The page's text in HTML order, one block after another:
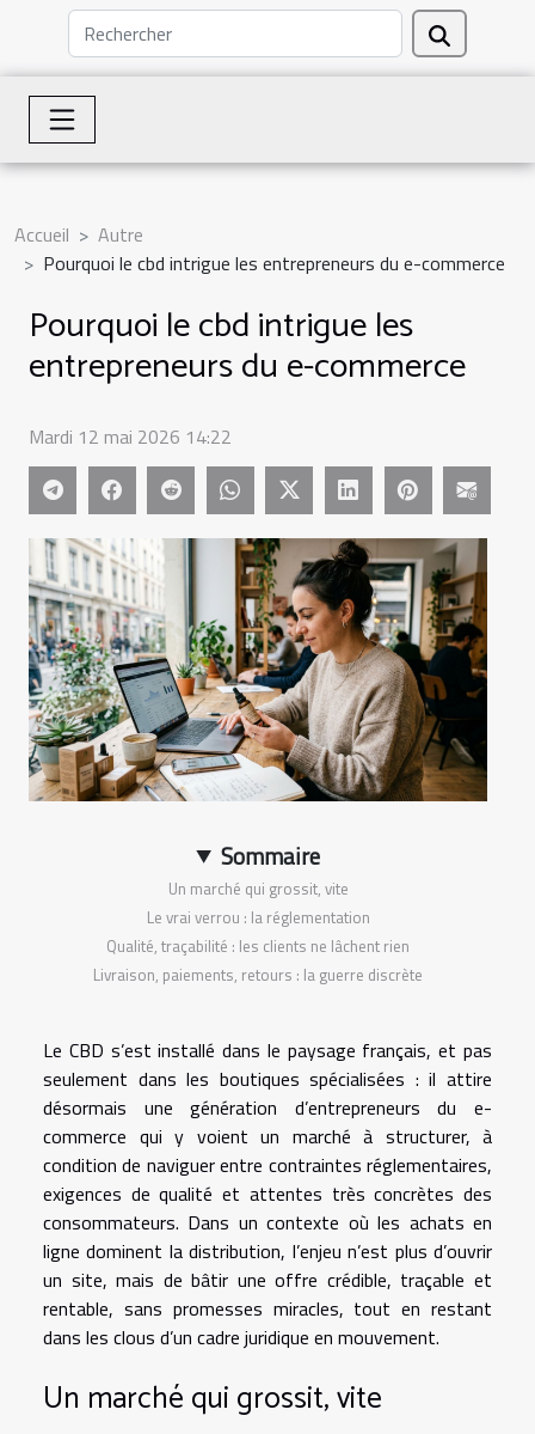
Accueil
Autre
Pourquoi le cbd intrigue les entrepreneurs du e-commerce
Pourquoi le cbd intrigue les
entrepreneurs du e-commerce
Mardi 12 mai 2026 14:22
Sommaire
Un marché qui grossit, vite
Le vrai verrou : la réglementation
Qualité, traçabilité : les clients ne lâchent rien
Livraison, paiements, retours : la guerre discrète
Le CBD s’est installé dans le paysage français, et pas
seulement dans les boutiques spécialisées : il attire
désormais une génération d’entrepreneurs du e-
commerce qui y voient un marché à structurer, à
condition de naviguer entre contraintes réglementaires,
exigences de qualité et attentes très concrètes des
consommateurs. Dans un contexte où les achats en
ligne dominent la distribution, l’enjeu n’est plus d’ouvrir
un site, mais de bâtir une offre crédible, traçable et
rentable, sans promesses miracles, tout en restant
dans les clous d’un cadre juridique en mouvement.
Un marché qui grossit, vite